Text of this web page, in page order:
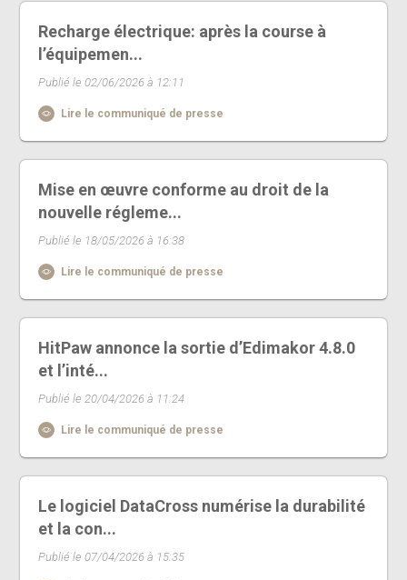
Recharge électrique: après la course à
l’équipemen...
Publié le 02/06/2026 à 12:11
Lire le communiqué de presse
Mise en œuvre conforme au droit de la
nouvelle régleme...
Publié le 18/05/2026 à 16:38
Lire le communiqué de presse
HitPaw annonce la sortie d’Edimakor 4.8.0
et l’inté...
Publié le 20/04/2026 à 11:24
Lire le communiqué de presse
Le logiciel DataCross numérise la durabilité
et la con...
Publié le 07/04/2026 à 15:35